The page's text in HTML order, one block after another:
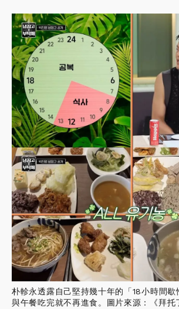
朴軫永透露自己堅持幾十年的「18小時間歇
與午餐吃完就不再進食。圖片來源：《拜托